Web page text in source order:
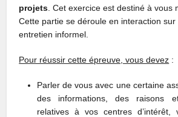
projets . Cet exercice est destiné à vous
Cette partie se déroule en interaction sur
entretien informel.
Pour réussir cette épreuve, vous devez :
Parler de vous avec une certaine
des informations, des raisons
relatives à vos centres